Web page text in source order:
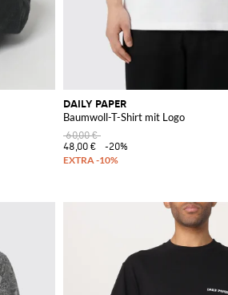
DAILY PAPER
Baumwoll-T-Shirt mit Logo
60,00 €
48,00 €
-20%